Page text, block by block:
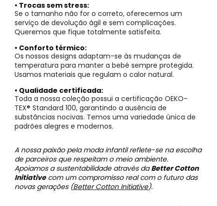
• Trocas sem stress:
Se o tamanho não for o correto, oferecemos um
serviço de devolução ágil e sem complicações.
Queremos que fique totalmente satisfeita.
• Conforto térmico:
Os nossos designs adaptam-se às mudanças de
temperatura para manter a bebé sempre protegida.
Usamos materiais que regulam o calor natural.
• Qualidade certificada:
Toda a nossa coleção possui a certificação OEKO-
TEX® Standard 100, garantindo a ausência de
substâncias nocivas. Temos uma variedade única de
padrões alegres e modernos.
A nossa paixão pela moda infantil reflete-se na escolha
de parceiros que respeitam o meio ambiente.
Apoiamos a sustentabilidade através daBetter Cotton
Initiativecom um compromisso real com o futuro das
novas gerações (Better Cotton Initiative).